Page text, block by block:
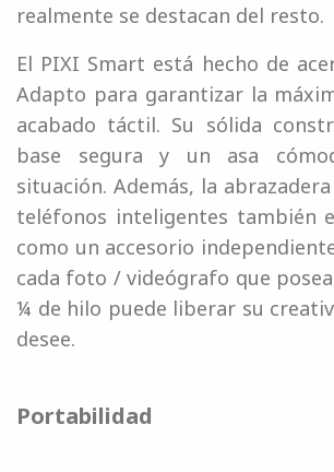
realmente se destacan del resto.
El PIXI Smart está hecho de
Adapto para garantizar la
acabado táctil. Su sólida
base segura y un asa
situación. Además, la
teléfonos inteligentes también
como un accesorio
cada foto / videógrafo que
¼ de hilo puede liberar su
desee.
Portabilidad